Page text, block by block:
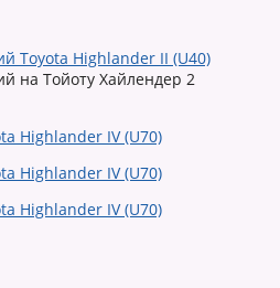
Toyota Highlander II (U40)
на Тойоту Хайлендер 2